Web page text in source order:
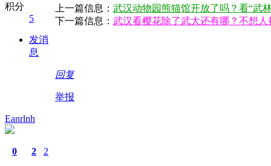
积分
5
发消
息
上一篇信息： 武汉动物园熊猫馆开放了吗？看“武
下一篇信息： 武汉看樱花除了武大还有哪？不想
回复
举报
Eanrlnh
0 2 2